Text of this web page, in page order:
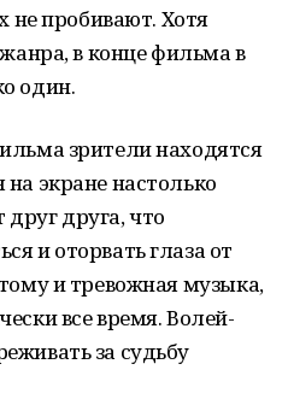
не пробивают. Хотя
в конце фильма в
один.
зрители находятся
экране настолько
друга, что
и оторвать глаза от
и тревожная музыка,
все время. Волей-
за судьбу